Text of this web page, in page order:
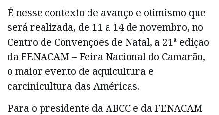
É nesse contexto de avanço e otimismo que
será realizada, de 11 a 14 de novembro, no
Centro de Convenções de Natal, a 21ª edição
da FENACAM – Feira Nacional do Camarão,
o maior evento de aquicultura e
carcinicultura das Américas.
Para o presidente da ABCC e da FENACAM